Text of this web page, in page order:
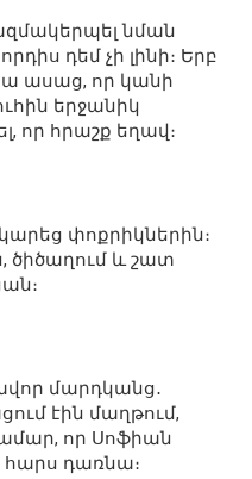
նման
դեմ չի լինի։ Երբ
ասաց, որ կանի
երջանիկ
որ հրաշք եղավ։
փոքրիկներին։
ծիծաղում և շատ
մարդկանց․
էին մաղթում,
որ Սոֆիան
դառնա։